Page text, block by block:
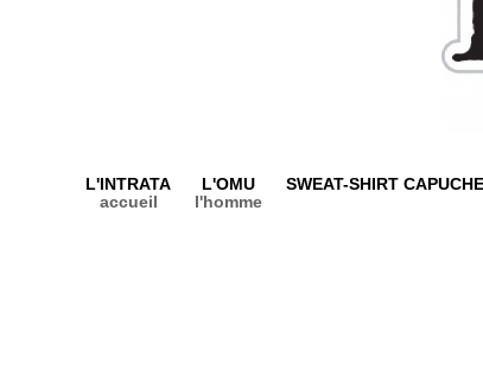
L'INTRATA
accueil
L'OMU
l'homme
SWEAT-SHIRT